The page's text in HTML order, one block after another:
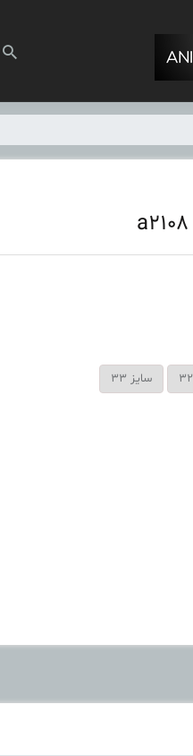
سایز 33